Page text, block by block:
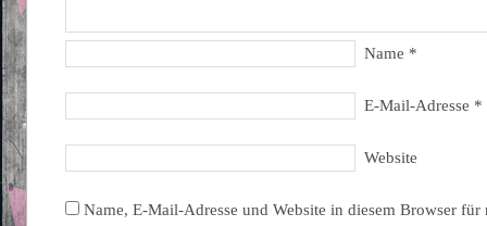
Name *
E-Mail-Adresse *
Website
Name, E-Mail-Adresse und Website in diesem Browser